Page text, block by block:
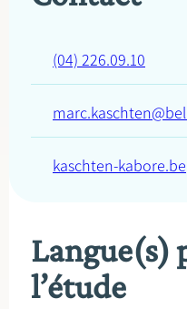
(04) 226.09.10
kaschten-kabore.be
Langue(s)
l’étude